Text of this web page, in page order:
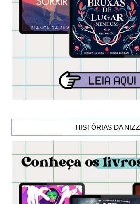
HISTÓRIAS DA NIZZ